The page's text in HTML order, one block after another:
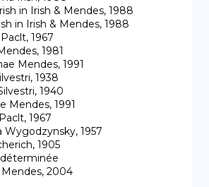
in Irish & Mendes, 1988
in Irish & Mendes, 1988
1967
1981
Mendes, 1991
1938
1940
Mendes, 1991
1967
1957
1905
2004